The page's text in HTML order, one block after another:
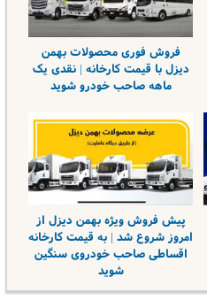
فروش فوری محصولات بهمن
دیزل با قیمت کارخانه | نقدی یک
ماهه صاحب خودرو شوید
پیش فروش ویژه بهمن دیزل از
امروز شروع شد | به قیمت کارخانه
اقساطی صاحب خودروی سنگین
شوید